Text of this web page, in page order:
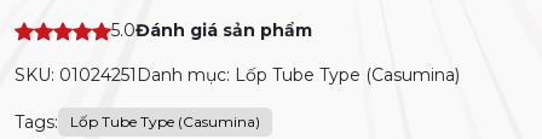
5.0Đánh giá sản phẩm
SKU: 01024251 Danh mục: Lốp Tube Type (Casumina)
Tags: Lốp Tube Type (Casumina)